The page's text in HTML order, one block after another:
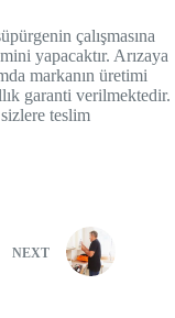
çalışmasına
yapacaktır. Arızaya
markanın üretimi
garanti verilmektedir.
teslim
NEXT